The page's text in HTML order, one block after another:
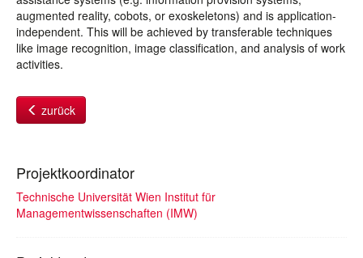
augmented reality, cobots, or exoskeletons) and is application-
independent. This will be achieved by transferable techniques
like image recognition, image classification, and analysis of work
activities.
zurück
Projektkoordinator
Technische Universität Wien Institut für
Managementwissenschaften (IMW)